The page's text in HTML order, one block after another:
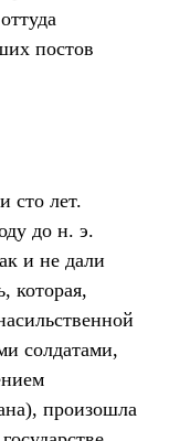
постов
сто лет.
до н. э.
и не дали
которая,
солдатами,
произошла